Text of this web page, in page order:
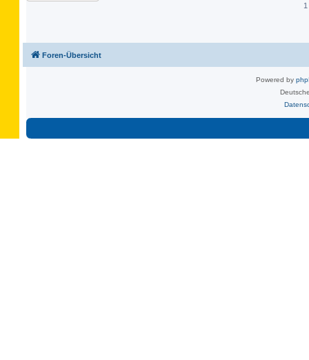
Foren-Übersicht
Powered by